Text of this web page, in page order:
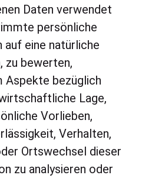
Daten verwendet
persönliche
auf eine natürliche
zu bewerten,
Aspekte bezüglich
Lage,
Vorlieben,
Verhalten,
Ortswechsel dieser
zu analysieren oder